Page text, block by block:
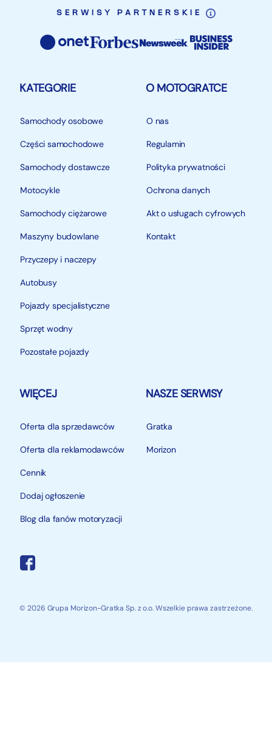
SERWISY PARTNERSKIE
KATEGORIE
Samochody osobowe
Części samochodowe
Samochody dostawcze
Motocykle
Samochody ciężarowe
Maszyny budowlane
Przyczepy i naczepy
Autobusy
Pojazdy specjalistyczne
Sprzęt wodny
Pozostałe pojazdy
O MOTOGRATCE
O nas
Regulamin
Polityka prywatności
Ochrona danych
Akt o usługach cyfrowych
Kontakt
WIĘCEJ
Oferta dla sprzedawców
Oferta dla reklamodawców
Cennik
Dodaj ogłoszenie
Blog dla fanów motoryzacji
NASZE SERWISY
Gratka
Morizon
© 2026 Grupa Morizon-Gratka Sp. z o.o. Wszelkie prawa zastrzeżone.